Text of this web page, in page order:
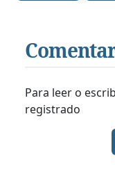
Para leer o
registrado